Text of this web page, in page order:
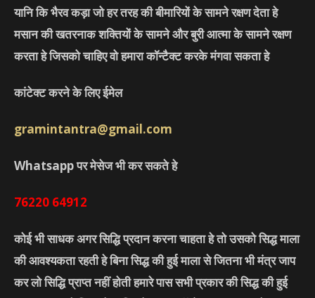
यानि कि भैरव कड़ा जो हर तरह की बीमारियों के सामने रक्षण देता हे
मसान की खतरनाक शक्तियों के सामने और बुरी आत्मा के सामने रक्षण
करता हे जिसको चाहिए वो हमारा कॉन्टैक्ट करके मंगवा सकता हे
कांटेक्ट करने के लिए ईमेल
gramintantra@gmail.com
Whatsapp पर मेसेज भी कर सकते हे
76220 64912
कोई भी साधक अगर सिद्धि प्रदान करना चाहता हे तो उसको सिद्ध माला
की आवश्यकता रहती हे बिना सिद्ध की हुई माला से जितना भी मंत्र जाप
कर लो सिद्धि प्राप्त नहीं होती हमारे पास सभी प्रकार की सिद्ध की हुई